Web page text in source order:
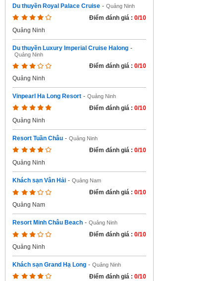
Du thuyền Royal Palace Cruise - Quảng Ninh
Điểm đánh giá : 0/10
Quảng Ninh
Du thuyền Luxury Imperial Cruise Halong -
Quảng Ninh
Điểm đánh giá : 0/10
Quảng Ninh
Vinpearl Ha Long Resort - Quảng Ninh
Điểm đánh giá : 0/10
Quảng Ninh
Resort Tuần Châu - Quảng Ninh
Điểm đánh giá : 0/10
Quảng Ninh
Khách sạn Vân Hải - Quảng Nam
Điểm đánh giá : 0/10
Quảng Nam
Resort Minh Châu Beach - Quảng Ninh
Điểm đánh giá : 0/10
Quảng Ninh
Khách sạn Grand Hạ Long - Quảng Ninh
Điểm đánh giá : 0/10